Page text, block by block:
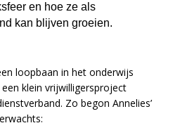
en hoe ze als
kan blijven groeien.
loopbaan in het onderwijs
klein vrijwilligersproject
Zo begon Annelies’